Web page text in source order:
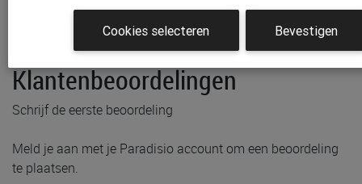
Productinformatie & specificaties
Voorraad bij Paradisio
Klantenbeoordelingen
Schrijf de eerste beoordeling
Meld je aan met je Paradisio account om een beoordeling
te plaatsen.
Cookies selecteren Bevestigen